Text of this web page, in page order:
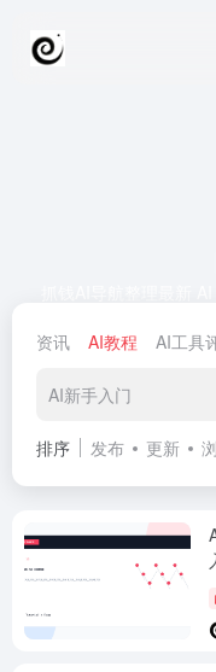
资讯
AI教程 AI工具
AI新手入门
排序 发布 更新